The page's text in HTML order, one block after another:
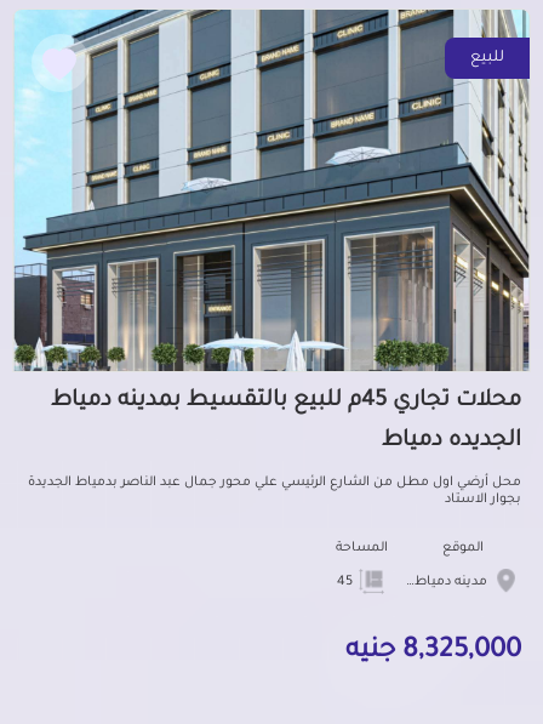
للبيع
محلات تجاري 45م للبيع بالتقسيط بمدينه دمياط
الجديده دمياط
محل أرضي اول مطل من الشارع الرئيسي علي محور جمال عبد الناصر بدمياط الجديدة
بجوار الاستاد
الموقع
مدينه دمياط الجديده
المساحة
8,325,000 جنيه